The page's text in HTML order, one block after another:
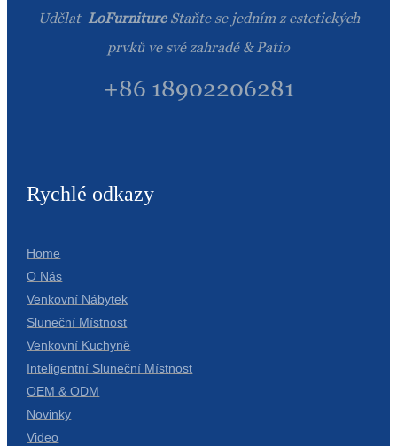
Udělat LoFurniture Staňte se jedním z estetických
prvků ve své zahradě & Patio
+86 18902206281
Rychlé odkazy
Home
O Nás
Venkovní Nábytek
Sluneční Místnost
Venkovní Kuchyně
Inteligentní Sluneční Místnost
OEM & ODM
Novinky
Video